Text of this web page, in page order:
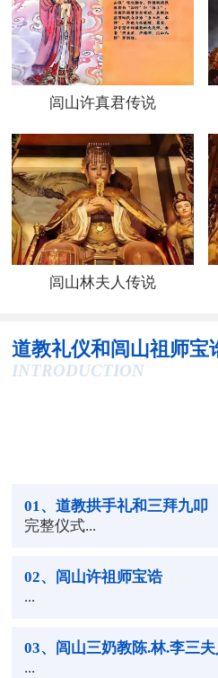
闾山许真君传说
闾山林夫人传说
道教礼仪和闾山祖师宝
INTRODUCTION
01 、道教拱手礼和三拜九叩
完整仪式...
02、闾山许祖师宝诰
...
03、闾山三奶教陈.林.李三
...